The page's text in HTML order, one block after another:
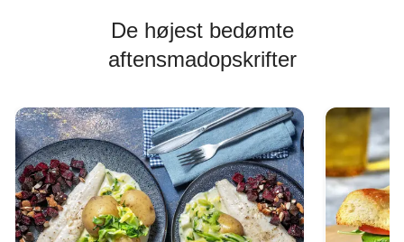
De højest bedømte
aftensmadopskrifter